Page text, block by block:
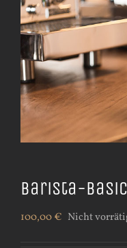
Barista-
100,00€ Nicht